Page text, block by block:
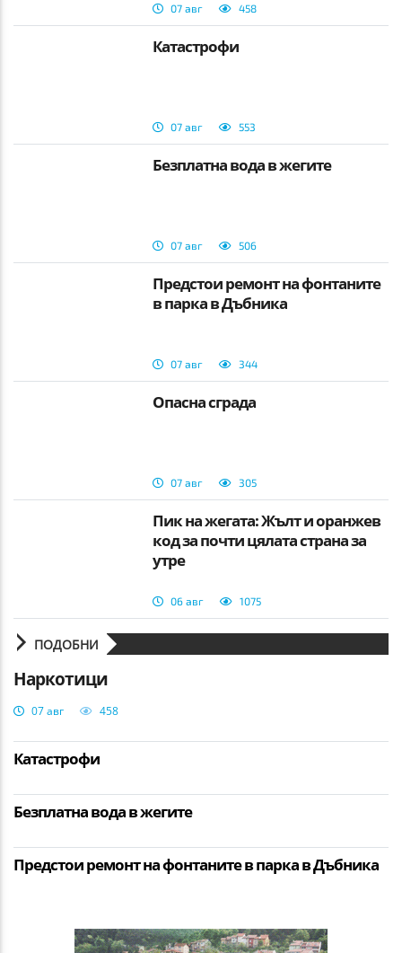
07 авг 458
Катастрофи
07 авг 553
Безплатна вода в жегите
07 авг 506
Предстои ремонт на фонтаните
в парка в Дъбника
07 авг 344
Опасна сграда
07 авг 305
Пик на жегата: Жълт и оранжев
код за почти цялата страна за
утре
06 авг 1075
ПОДОБНИ
Наркотици
07 авг 458
Катастрофи
Безплатна вода в жегите
Предстои ремонт на фонтаните в парка в Дъбника